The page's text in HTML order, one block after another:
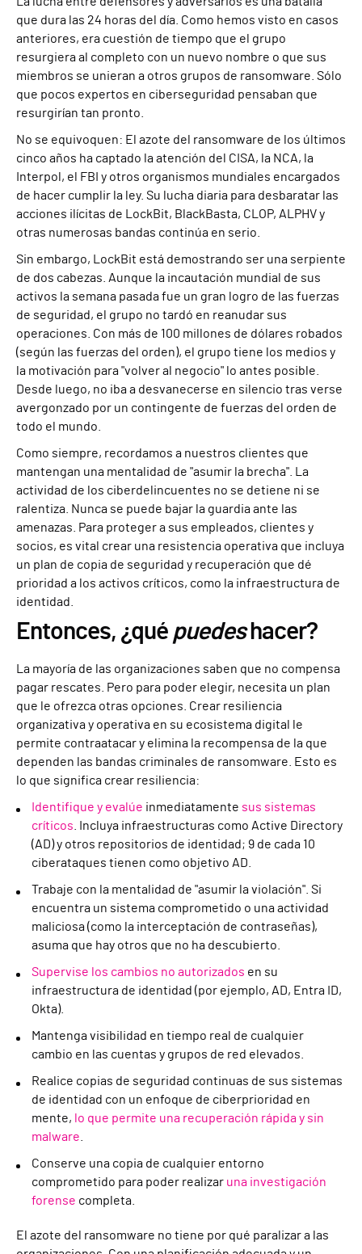
que dura las 24 horas del día. Como hemos visto en casos
anteriores, era cuestión de tiempo que el grupo
resurgiera al completo con un nuevo nombre o que sus
miembros se unieran a otros grupos de ransomware. Sólo
que pocos expertos en ciberseguridad pensaban que
resurgirían tan pronto.
No se equivoquen: El azote del ransomware de los últimos
cinco años ha captado la atención del CISA, la NCA, la
Interpol, el FBI y otros organismos mundiales encargados
de hacer cumplir la ley. Su lucha diaria para desbaratar las
acciones ilícitas de LockBit, BlackBasta, CLOP, ALPHV y
otras numerosas bandas continúa en serio.
Sin embargo, LockBit está demostrando ser una serpiente
de dos cabezas. Aunque la incautación mundial de sus
activos la semana pasada fue un gran logro de las fuerzas
de seguridad, el grupo no tardó en reanudar sus
operaciones. Con más de 100 millones de dólares robados
(según las fuerzas del orden), el grupo tiene los medios y
la motivación para "volver al negocio" lo antes posible.
Desde luego, no iba a desvanecerse en silencio tras verse
avergonzado por un contingente de fuerzas del orden de
todo el mundo.
Como siempre, recordamos a nuestros clientes que
mantengan una mentalidad de "asumir la brecha". La
actividad de los ciberdelincuentes no se detiene ni se
ralentiza. Nunca se puede bajar la guardia ante las
amenazas. Para proteger a sus empleados, clientes y
socios, es vital crear una resistencia operativa que incluya
un plan de copia de seguridad y recuperación que dé
prioridad a los activos críticos, como la infraestructura de
identidad.
Entonces, ¿qué puedeshacer?
La mayoría de las organizaciones saben que no compensa
pagar rescates. Pero para poder elegir, necesita un plan
que le ofrezca otras opciones. Crear resiliencia
organizativa y operativa en su ecosistema digital le
permite contraatacar y elimina la recompensa de la que
dependen las bandas criminales de ransomware. Esto es
lo que significa crear resiliencia:
Identifique y evalúe inmediatamente sus sistemas
críticos . Incluya infraestructuras como Active Directory
(AD) y otros repositorios de identidad; 9 de cada 10
ciberataques tienen como objetivo AD.
Trabaje con la mentalidad de "asumir la violación". Si
encuentra un sistema comprometido o una actividad
maliciosa (como la interceptación de contraseñas),
asuma que hay otros que no ha descubierto.
Supervise los cambios no autorizados en su
infraestructura de identidad (por ejemplo, AD, Entra ID,
Okta).
Mantenga visibilidad en tiempo real de cualquier
cambio en las cuentas y grupos de red elevados.
Realice copias de seguridad continuas de sus sistemas
de identidad con un enfoque de ciberprioridad en
mente, lo que permite una recuperación rápida y sin
malware
Conserve una copia de cualquier entorno
comprometido para poder realizar una investigación
forense completa.
El azote del ransomware no tiene por qué paralizar a las